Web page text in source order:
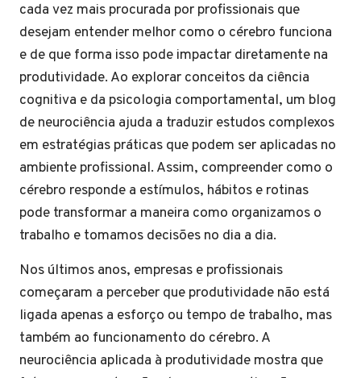
cada vez mais procurada por profissionais que
desejam entender melhor como o cérebro funciona
e de que forma isso pode impactar diretamente na
produtividade. Ao explorar conceitos da ciência
cognitiva e da psicologia comportamental, um blog
de neurociência ajuda a traduzir estudos complexos
em estratégias práticas que podem ser aplicadas no
ambiente profissional. Assim, compreender como o
cérebro responde a estímulos, hábitos e rotinas
pode transformar a maneira como organizamos o
trabalho e tomamos decisões no dia a dia.
Nos últimos anos, empresas e profissionais
começaram a perceber que produtividade não está
ligada apenas a esforço ou tempo de trabalho, mas
também ao funcionamento do cérebro. A
neurociência aplicada à produtividade mostra que